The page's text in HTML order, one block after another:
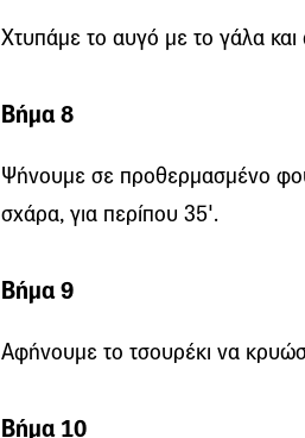
Χτυπάμε το αυγό με το γάλα
Βήμα 8
Ψήνουμε σε προθερμασμένο
σχάρα, για περίπου 35'.
Βήμα 9
Αφήνουμε το τσουρέκι να
Βήμα 10